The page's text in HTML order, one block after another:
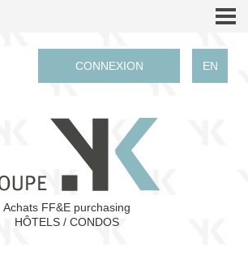
EN
CONNEXION
Achats FF&E purchasing
HÔTELS / CONDOS